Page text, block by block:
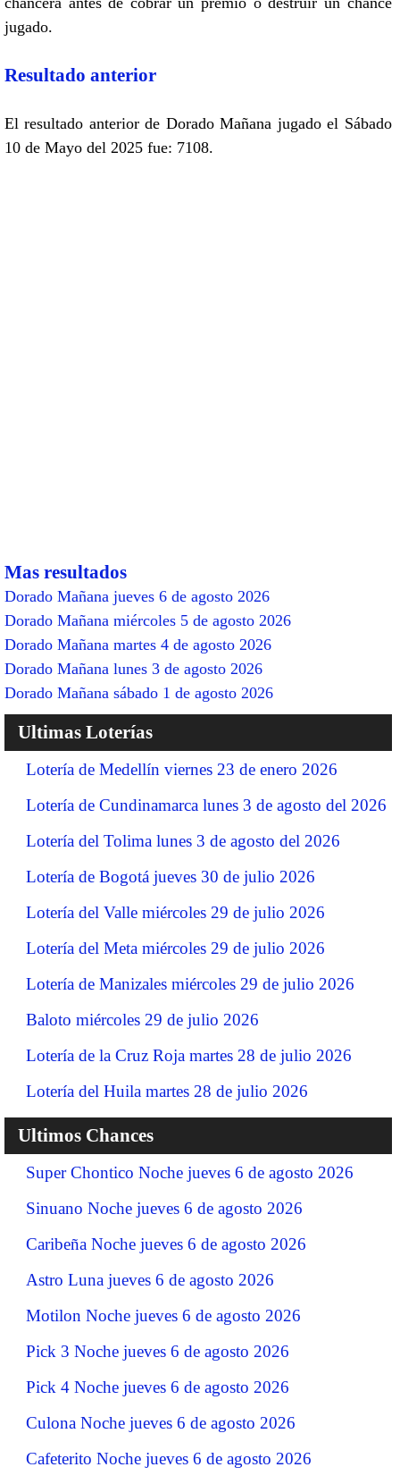
jugado.
Resultado anterior
El resultado anterior de Dorado Mañana jugado el Sábado
10 de Mayo del 2025 fue: 7108.
Mas resultados
Dorado Mañana jueves 6 de agosto 2026
Dorado Mañana miércoles 5 de agosto 2026
Dorado Mañana martes 4 de agosto 2026
Dorado Mañana lunes 3 de agosto 2026
Dorado Mañana sábado 1 de agosto 2026
Ultimas Loterías
Lotería de Medellín viernes 23 de enero 2026
Lotería de Cundinamarca lunes 3 de agosto del 2026
Lotería del Tolima lunes 3 de agosto del 2026
Lotería de Bogotá jueves 30 de julio 2026
Lotería del Valle miércoles 29 de julio 2026
Lotería del Meta miércoles 29 de julio 2026
Lotería de Manizales miércoles 29 de julio 2026
Baloto miércoles 29 de julio 2026
Lotería de la Cruz Roja martes 28 de julio 2026
Lotería del Huila martes 28 de julio 2026
Ultimos Chances
Super Chontico Noche jueves 6 de agosto 2026
Sinuano Noche jueves 6 de agosto 2026
Caribeña Noche jueves 6 de agosto 2026
Astro Luna jueves 6 de agosto 2026
Motilon Noche jueves 6 de agosto 2026
Pick 3 Noche jueves 6 de agosto 2026
Pick 4 Noche jueves 6 de agosto 2026
Culona Noche jueves 6 de agosto 2026
Cafeterito Noche jueves 6 de agosto 2026